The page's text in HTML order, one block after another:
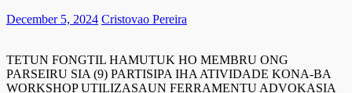
December 5, 2024 Cristovao Pereira
TETUN FONGTIL HAMUTUK HO MEMBRU ONG
PARSEIRU SIA (9) PARTISIPA IHA ATIVIDADE KONA-BA
WORKSHOP UTILIZASAUN FERRAMENTU ADVOKASIA